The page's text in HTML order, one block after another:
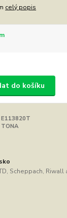
celý popis
do košíku
E113820T
TONA
Scheppach, Riwall